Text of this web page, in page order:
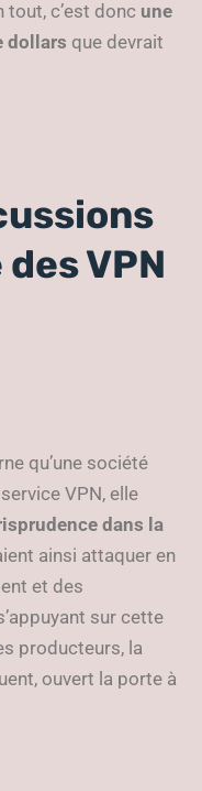
c’est donc une
dollars que devrait
VPN
qu’une société
VPN, elle
dans la
ainsi attaquer en
et des
sur cette
producteurs, la
ouvert la porte à